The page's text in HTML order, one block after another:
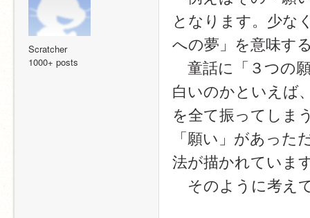
Scratcher
1000+ posts
となります。少な
への夢」を意味す
童話に「３つの
白いのかといえば
を全て振ってしま
「願い」があっ
法が描かれていま
そのように考え